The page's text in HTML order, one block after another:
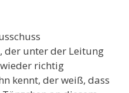
der unter der Leitung
richtig
kennt, der weiß, dass